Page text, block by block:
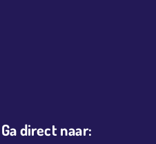
Ga direct naar: